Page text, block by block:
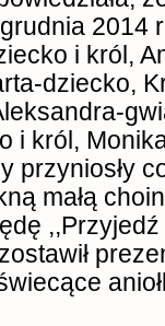
2014
i król,
dziecko,
i król,
małą
,,Przyjedź